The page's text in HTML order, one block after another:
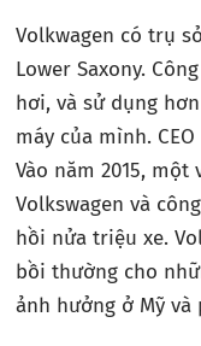
Volkwagen có trụ
Lower Saxony.
hơi, và sử dụng
máy của mình.
Vào năm 2015,
Volkswagen và
hồi nửa triệu xe.
bồi thường cho
ảnh hưởng ở Mỹ và